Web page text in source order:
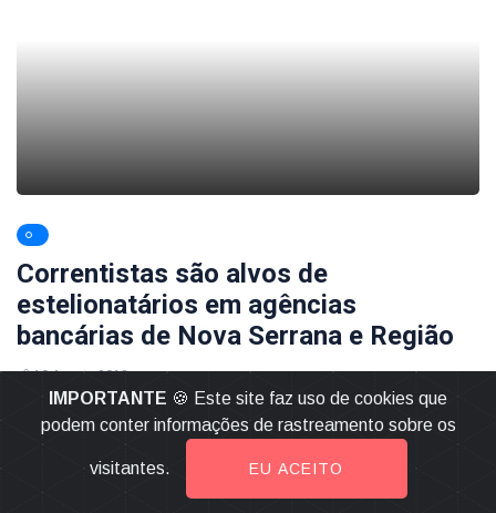
Correntistas são alvos de
estelionatários em agências
bancárias de Nova Serrana e Região
10 Agosto 2018
IMPORTANTE 🍪 Este site faz uso de cookies que
podem conter informações de rastreamento sobre os
visitantes. EU ACEITO